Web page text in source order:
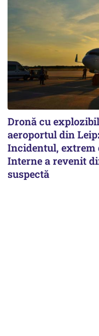
Dronă cu
aeroportul din
Incidentul, extrem
Interne a revenit
suspectă